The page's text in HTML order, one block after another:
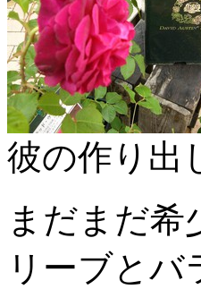
彼の作り出
まだまだ
リーブとバ